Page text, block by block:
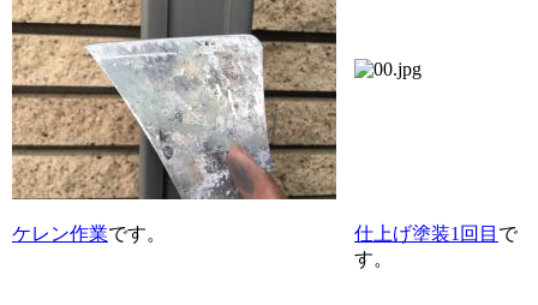
ケレン作業です。 仕上げ塗装1回目 で
す。